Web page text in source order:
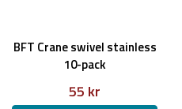
BFT Crane swivel stainless
10-pack
55 kr